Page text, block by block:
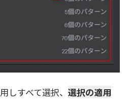
しすべて選択、 選択の適用